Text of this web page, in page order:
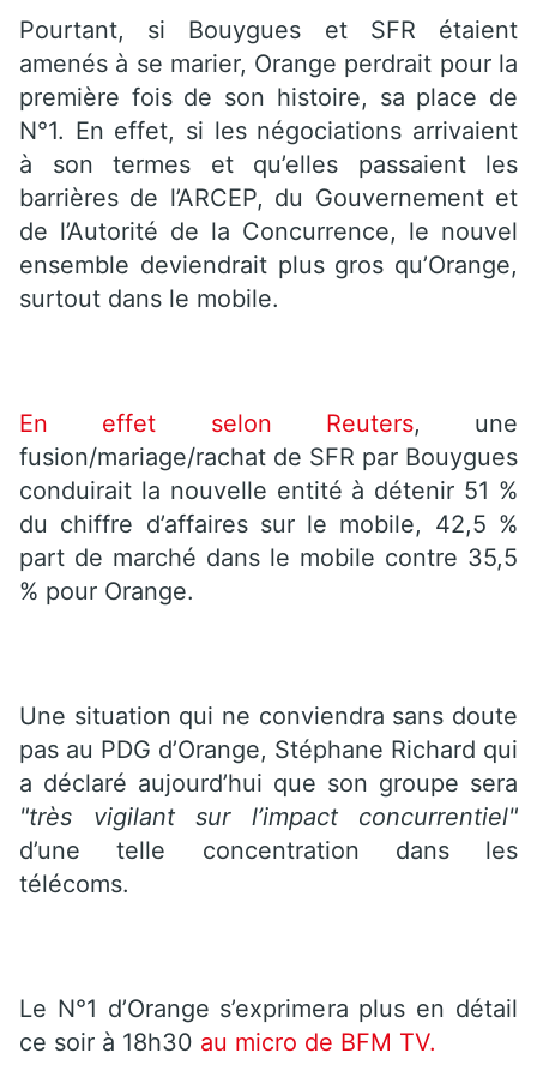
Pourtant, si Bouygues et SFR étaient
amenés à se marier, Orange perdrait pour la
première fois de son histoire, sa place de
N°1. En effet, si les négociations arrivaient
à son termes et qu’elles passaient les
barrières de l’ARCEP, du Gouvernement et
de l’Autorité de la Concurrence, le nouvel
ensemble deviendrait plus gros qu’Orange,
surtout dans le mobile.
En effet selon Reuters, une
fusion/mariage/rachat de SFR par Bouygues
conduirait la nouvelle entité à détenir 51 %
du chiffre d’affaires sur le mobile, 42,5 %
part de marché dans le mobile contre 35,5
% pour Orange.
Une situation qui ne conviendra sans doute
pas au PDG d’Orange, Stéphane Richard qui
a déclaré aujourd’hui que son groupe sera
"très vigilant sur l’impact concurrentiel"
d’une telle concentration dans les
télécoms.
Le N°1 d’Orange s’exprimera plus en détail
ce soir à 18h30 au micro de BFM TV.